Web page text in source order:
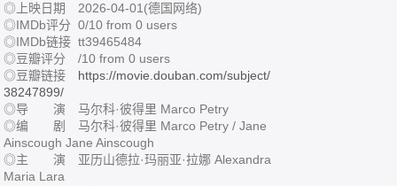
◎上映日期 2026-04-01(德国网络)
◎IMDb评分 0/10 from 0 users
◎IMDb链接 tt39465484
◎豆瓣评分 /10 from 0 users
◎豆瓣链接 https://movie.douban.com/subject/
38247899/
◎导 演 马尔科·彼得里 Marco Petry
◎编 剧 马尔科·彼得里 Marco Petry / Jane
Ainscough Jane Ainscough
◎主 演 亚历山德拉·玛丽亚·拉娜 Alexandra
Maria Lara